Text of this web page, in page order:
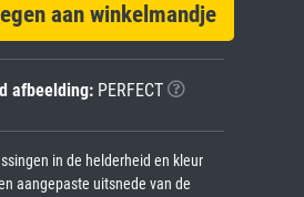
aan winkelmandje
afbeelding:PERFECT
in de helderheid en kleur
aangepaste uitsnede van de